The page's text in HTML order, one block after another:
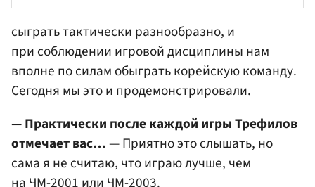
сыграть тактически разнообразно, и
при соблюдении игровой дисциплины нам
вполне по силам обыграть корейскую команду.
Сегодня мы это и продемонстрировали.
— Практически после каждой игры Трефилов
отмечает вас…— Приятно это слышать, но
сама я не считаю, что играю лучше, чем